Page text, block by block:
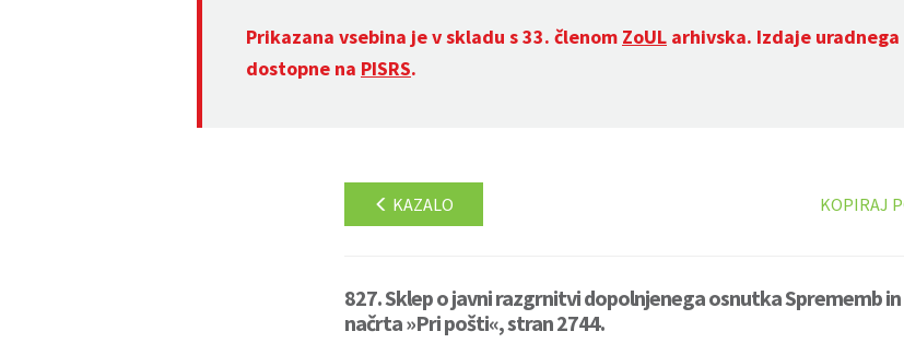
Prikazana vsebina je v skladu s 33. členom ZoUL arhivska. Izdaje
dostopne na PISRS.
KAZALO KOPIRAJ
827. Sklep o javni razgrnitvi dopolnjenega osnutka Sprememb
načrta »Pri pošti«, stran 2744.